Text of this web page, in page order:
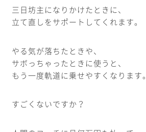
三日坊主になりかけたときに、
立て直しをサポートしてくれます。
やる気が落ちたときや、
サボっちゃったときに使うと、
もう一度軌道に乗せやすくなります。
すごくないですか？